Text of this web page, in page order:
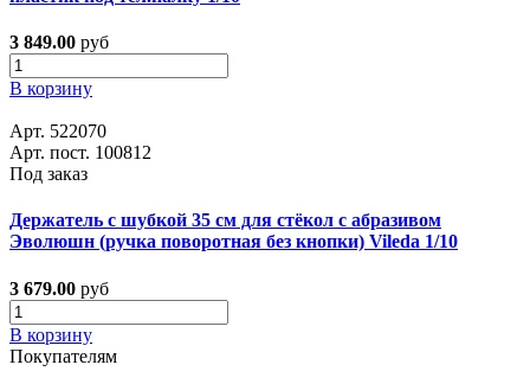
3 849.00 руб
В корзину
Арт. 522070
Арт. пост. 100812
Под заказ
Держатель с шубкой 35 см для стёкол с абразивом
Эволюшн (ручка поворотная без кнопки) Vileda 1/10
3 679.00 руб
В корзину
Покупателям